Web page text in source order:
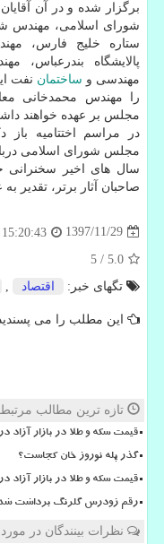
برگزار شده و در آن
شورای اسلامی، مهندس
ستاره خلیج فارس،
پالایشگاه
مهندسی و ساختمان نفت
را مهندس محمدخانی
مجلس بر عهده خواهند
در مراسم اختتامیه باز
مجلس شورای اسلامی
سال های اخیر سخنرانی
صاحبان آثار برتر، تقدیر
1397/11/29
15:20:43
5.0
/
5
تگهای خبر:
اقتصاد
این مطلب را می
تازه ترین مطالب مرتبط
قیمت سکه و طلا در بازار آزاد در ۱۲ مرداد
گذر پله نوروز خان کجاست؟
قیمت سکه و طلا در بازار آزاد در ۵ مرداد
رقم زودرس گلرنگ برداشت
نظرات بینندگان در